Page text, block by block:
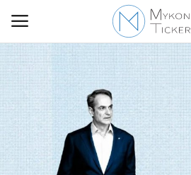
Contact Us
Politique